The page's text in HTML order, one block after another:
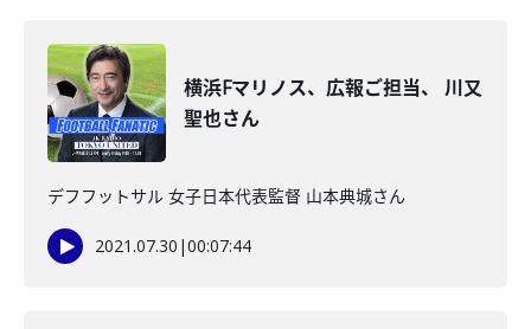
横浜Fマリノス、広報ご担当、 川又
聖也さん
デフフットサル 女子日本代表監督 山本典城さん
2021.07.30 |00:07:44